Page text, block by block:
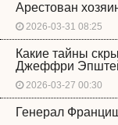
Арестован
2026-03-31 08:25
Какие тайны
Джеффри
2026-03-27 00:30
Генерал